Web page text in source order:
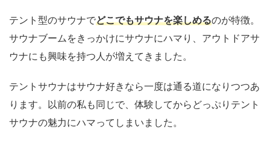
テント型のサウナでどこでもサウナを楽しめるのが特徴。
サウナブームをきっかけにサウナにハマり、アウトドアサ
ウナにも興味を持つ人が増えてきました。
テントサウナはサウナ好きなら一度は通る道になりつつあ
ります。以前の私も同じで、体験してからどっぷりテント
サウナの魅力にハマってしまいました。